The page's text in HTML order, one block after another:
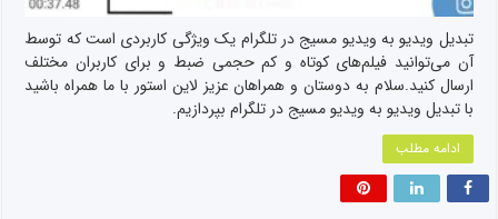
تبدیل ویدیو به ویدیو مسیج در تلگرام یک ویژگی کاربردی است که توسط
آن می‌توانید فیلم‌های کوتاه و کم حجمی ضبط و برای کاربران مختلف
ارسال کنید.سلام به دوستان و همراهان عزیز لاین استور با ما همراه باشید
با تبدیل ویدیو به ویدیو مسیج در تلگرام بپردازیم.
ادامه مطلب